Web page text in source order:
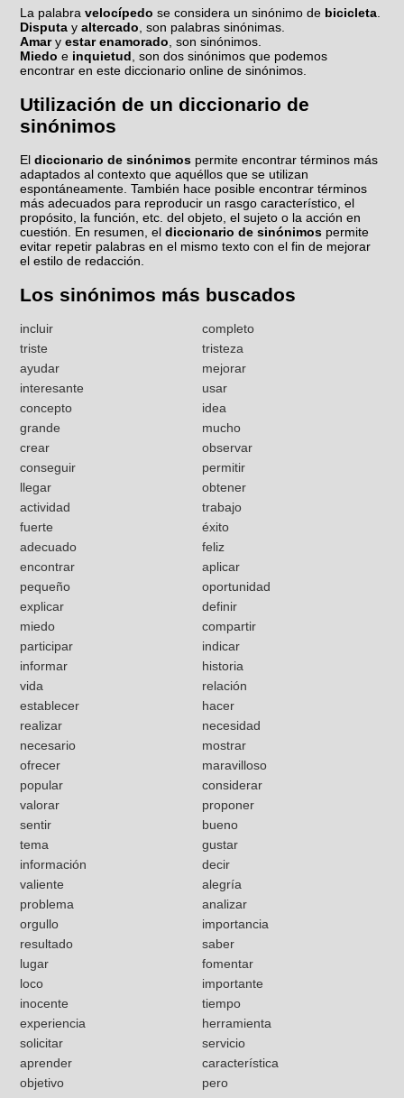
La palabravelocípedo se considera un sinónimo de bicicleta.
Disputa yaltercado, son palabras sinónimas.
Amaryestar enamorado, son sinónimos.
Miedo e inquietud, son dos sinónimos que podemos
encontrar en este diccionario online de sinónimos.
Utilización de un diccionario de
sinónimos
Eldiccionario de sinónimos permite encontrar términos más
adaptados al contexto que aquéllos que se utilizan
espontáneamente. También hace posible encontrar términos
más adecuados para reproducir un rasgo característico, el
propósito, la función, etc. del objeto, el sujeto o la acción en
cuestión. En resumen, eldiccionario de sinónimos permite
evitar repetir palabras en el mismo texto con el fin de mejorar
el estilo de redacción.
Los sinónimos más buscados
incluir
completo
triste
tristeza
ayudar
mejorar
interesante
usar
concepto
idea
grande
mucho
crear
observar
conseguir
permitir
llegar
obtener
actividad
trabajo
fuerte
éxito
adecuado
feliz
encontrar
aplicar
pequeño
oportunidad
explicar
definir
miedo
compartir
participar
indicar
informar
historia
vida
relación
establecer
hacer
realizar
necesidad
necesario
mostrar
ofrecer
maravilloso
popular
considerar
valorar
proponer
sentir
bueno
tema
gustar
información
decir
valiente
alegría
problema
analizar
orgullo
importancia
resultado
saber
lugar
fomentar
loco
importante
inocente
tiempo
experiencia
herramienta
solicitar
servicio
aprender
característica
objetivo
pero